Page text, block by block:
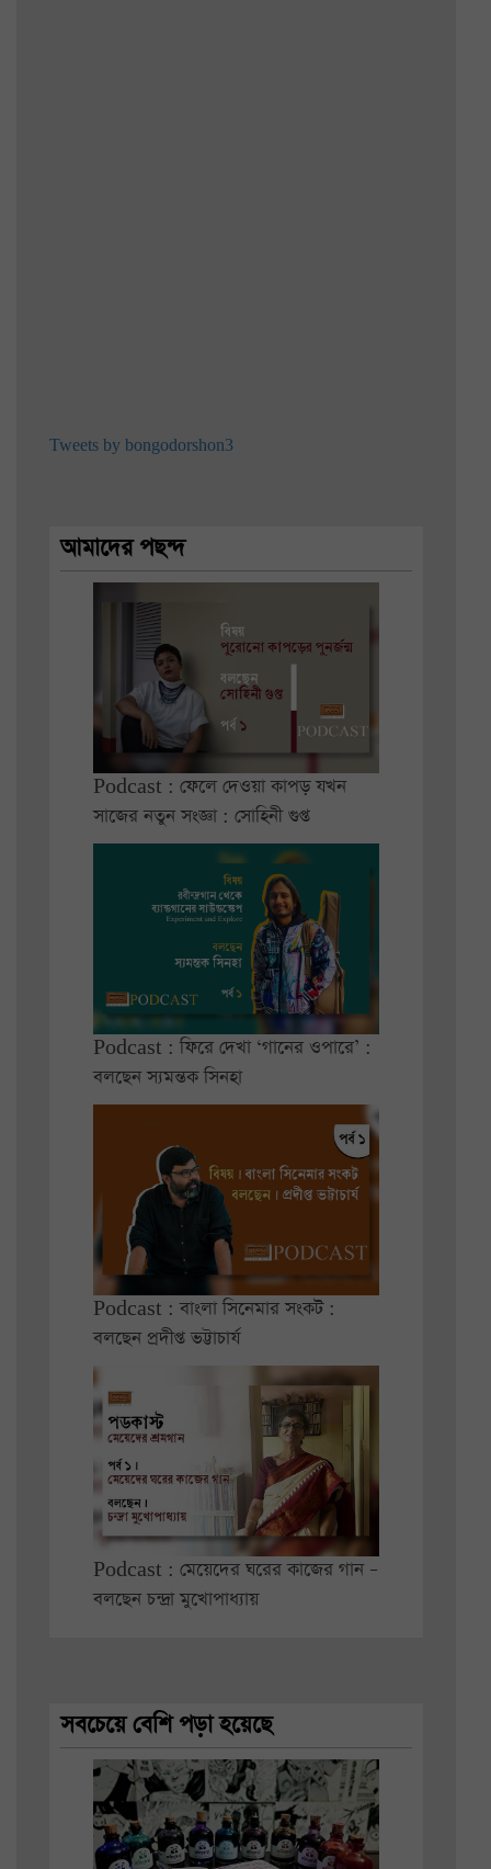
Tweets by bongodorshon3
আমাদের পছন্দ
Podcast : ফেলে দেওয়া কাপড় যখন
সাজের নতুন সংজ্ঞা : সোহিনী গুপ্ত
Podcast : ফিরে দেখা ‘গানের ওপারে’ :
বলছেন স্যমন্তক সিনহা
Podcast : বাংলা সিনেমার সংকট :
বলছেন প্রদীপ্ত ভট্টাচার্য
Podcast : মেয়েদের ঘরের কাজের গান –
বলছেন চন্দ্রা মুখোপাধ্যায়
সবচেয়ে বেশি পড়া হয়েছে